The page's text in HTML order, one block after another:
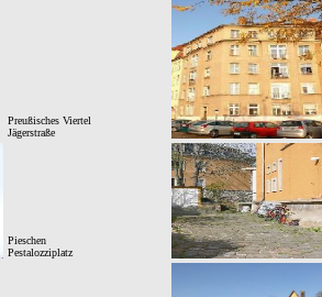
Preußisches Viertel
Jägerstraße
Pieschen
Pestalozziplatz